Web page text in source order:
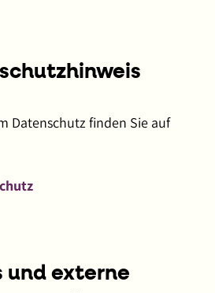
Datenschutz finden Sie auf
und externe